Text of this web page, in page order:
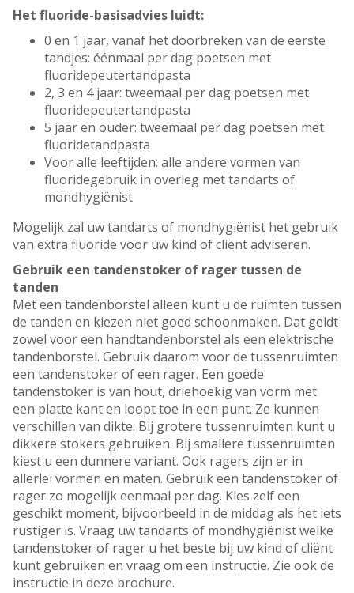
Het fluoride-basisadvies luidt:
0 en 1 jaar, vanaf het doorbreken van de eerste
tandjes: éénmaal per dag poetsen met
fluoridepeutertandpasta
2, 3 en 4 jaar: tweemaal per dag poetsen met
fluoridepeutertandpasta
5 jaar en ouder: tweemaal per dag poetsen met
fluoridetandpasta
Voor alle leeftijden: alle andere vormen van
fluoridegebruik in overleg met tandarts of
mondhygiënist
Mogelijk zal uw tandarts of mondhygiënist het gebruik
van extra fluoride voor uw kind of cliënt adviseren.
Gebruik een tandenstoker of rager tussen de
tanden
Met een tandenborstel alleen kunt u de ruimten tussen
de tanden en kiezen niet goed schoonmaken. Dat geldt
zowel voor een handtandenborstel als een elektrische
tandenborstel. Gebruik daarom voor de tussenruimten
een tandenstoker of een rager. Een goede
tandenstoker is van hout, driehoekig van vorm met
een platte kant en loopt toe in een punt. Ze kunnen
verschillen van dikte. Bij grotere tussenruimten kunt u
dikkere stokers gebruiken. Bij smallere tussenruimten
kiest u een dunnere variant. Ook ragers zijn er in
allerlei vormen en maten. Gebruik een tandenstoker of
rager zo mogelijk eenmaal per dag. Kies zelf een
geschikt moment, bijvoorbeeld in de middag als het iets
rustiger is. Vraag uw tandarts of mondhygiënist welke
tandenstoker of rager u het beste bij uw kind of cliënt
kunt gebruiken en vraag om een instructie. Zie ook de
instructie in deze brochure.